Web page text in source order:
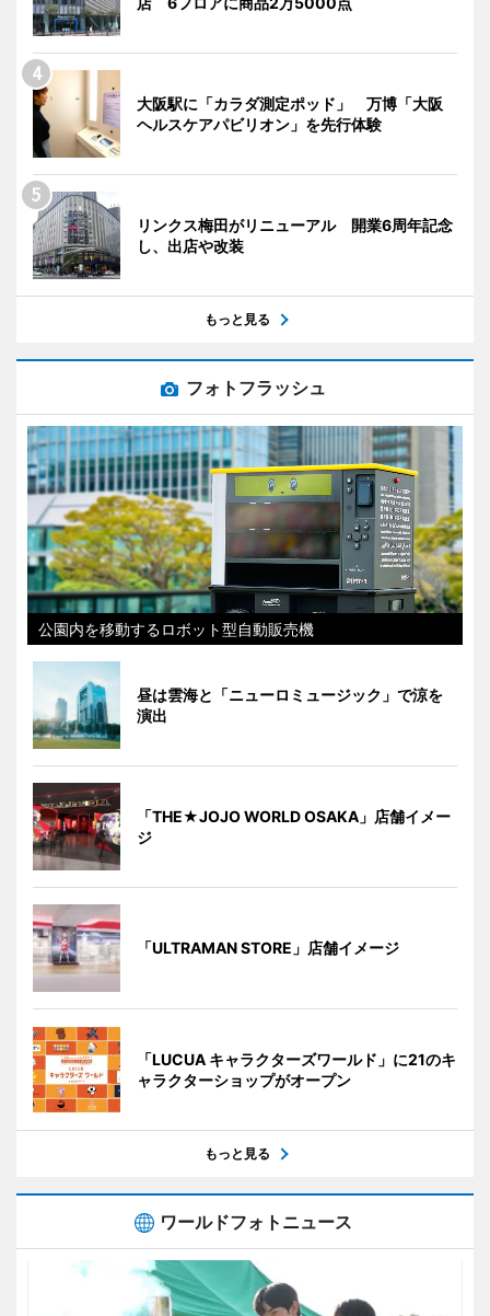
大阪駅に「カラダ測定ポッド」 万博「大阪
ヘルスケアパビリオン」を先行体験
リンクス梅田がリニューアル 開業6周年記念
し、出店や改装
もっと見る
フォトフラッシュ
公園内を移動するロボット型自動販売機
昼は雲海と「ニューロミュージック」で涼を
演出
「THE★JOJO WORLD OSAKA」店舗イメー
ジ
「ULTRAMAN STORE」店舗イメージ
「LUCUA キャラクターズワールド」に21のキ
ャラクターショップがオープン
もっと見る
ワールドフォトニュース